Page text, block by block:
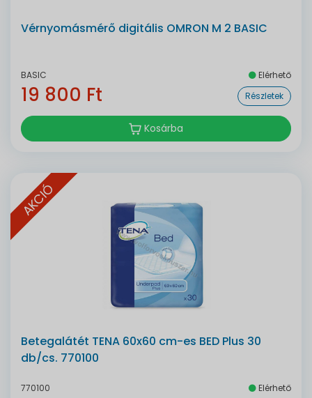
Vérnyomásmérő digitális OMRON M 2 BASIC
BASIC Elérhető
19 800 Ft Részletek
Kosárba
AKCIÓ
Betegalátét TENA 60x60 cm-es BED Plus 30
db/cs. 770100
770100 Elérhető